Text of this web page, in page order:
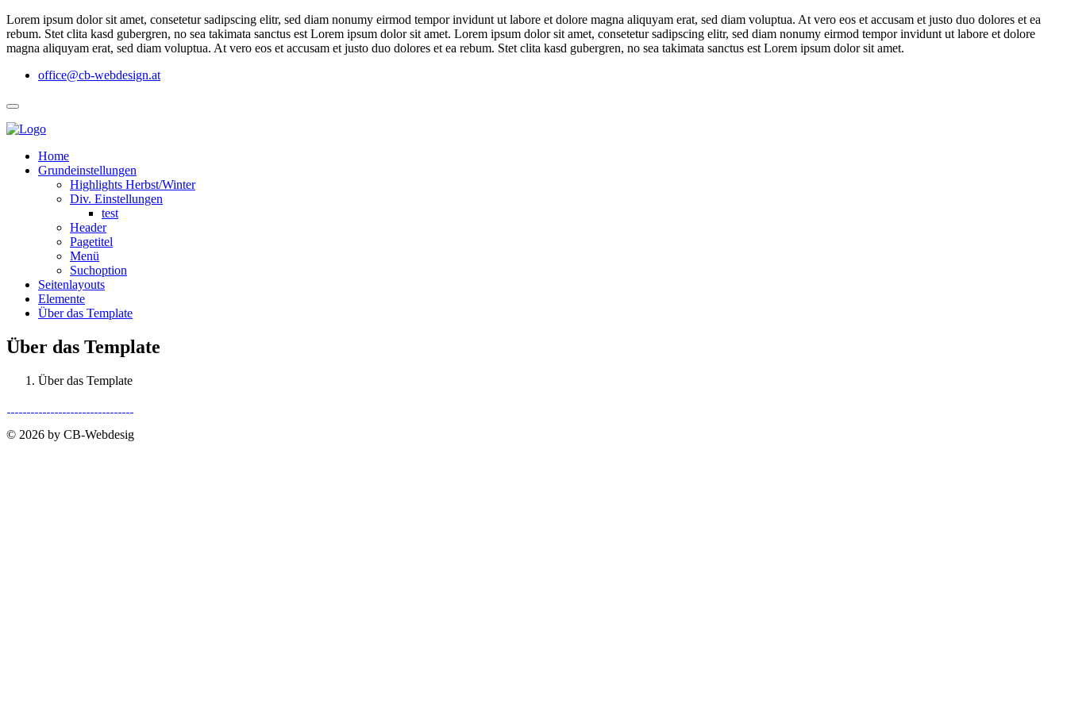
Lorem ipsum dolor sit amet, consetetur sadipscing elitr, sed diam nonumy eirmod tempor invidunt ut labore et dolore magna aliquyam erat, sed diam voluptua. At vero eos et accusam et justo duo dolores et ea
rebum. Stet clita kasd gubergren, no sea takimata sanctus est Lorem ipsum dolor sit amet. Lorem ipsum dolor sit amet, consetetur sadipscing elitr, sed diam nonumy eirmod tempor invidunt ut labore et dolore
magna aliquyam erat, sed diam voluptua. At vero eos et accusam et justo duo dolores et ea rebum. Stet clita kasd gubergren, no sea takimata sanctus est Lorem ipsum dolor sit amet.
office@cb-webdesign.at
Home
Grundeinstellungen
Highlights Herbst/Winter
Div. Einstellungen
test
Header
Pagetitel
Menü
Suchoption
Seitenlayouts
Elemente
Über das Template
Über das Template
Über das Template
© 2026 by CB-Webdesig